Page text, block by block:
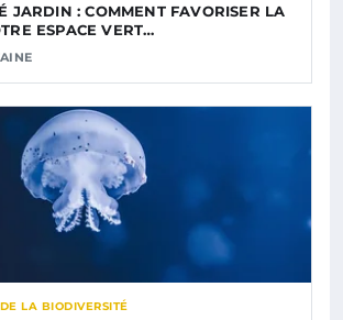
JARDIN : COMMENT FAVORISER LA
ESPACE VERT…
LA BIODIVERSITÉ